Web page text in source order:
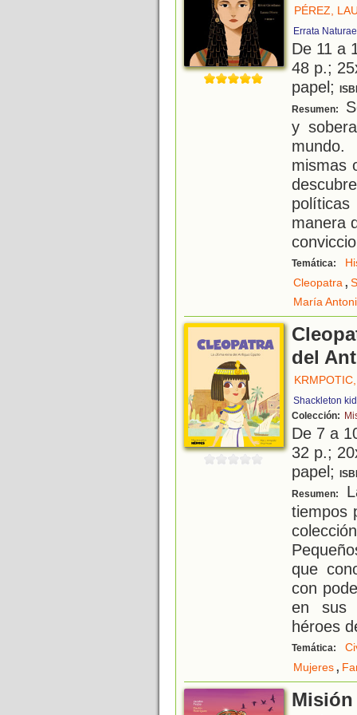
PÉREZ,
Errata Naturae
De 11 a
48 p.;
papel;
Resumen:
y
mismas
manera
Temática:
Cleopatra,
María
del
Shackleton
Colección:
De 7 a
32 p.;
papel;
Resumen:
tiempos
que
con
en sus
héroes
Temática:
Mujeres,